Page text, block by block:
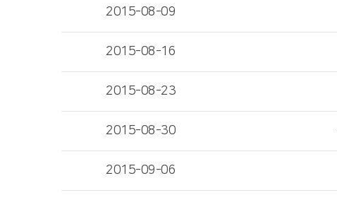
2015-08-09
2015-08-16
2015-08-23
2015-08-30
2015-09-06